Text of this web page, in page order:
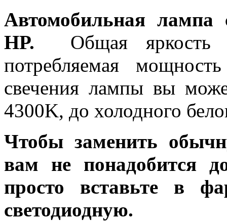
Автомобильная
HP.
Общая яркость
потребляемая
свечения лампы вы
4300K, до холодного
Чтобы заменить
вам не понадобится
просто вставьте в
светодиодную.